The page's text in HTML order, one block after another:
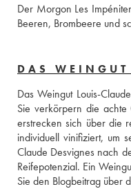
Der Morgon Les
Beeren, Brombeere und
DAS
Das Weingut Louis-
Sie verkörpern die
erstrecken sich über die
individuell vinifiziert, um
Claude Desvignes nach
Reifepotenzial. Ein
Sie den Blogbeitrag über